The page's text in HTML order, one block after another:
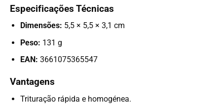
Especificações Técnicas
Dimensões: 5,5 × 5,5 × 3,1 cm
Peso: 131 g
EAN: 3661075365547
Vantagens
Trituração rápida e homogénea.